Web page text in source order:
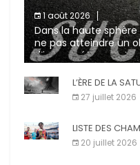
1 août 2026
Dans la haute
ne pas atteindre un
d’incompétence et
diverses
L’ÈRE DE LA
27 juillet 2026
LISTE DES
20 juillet 2026